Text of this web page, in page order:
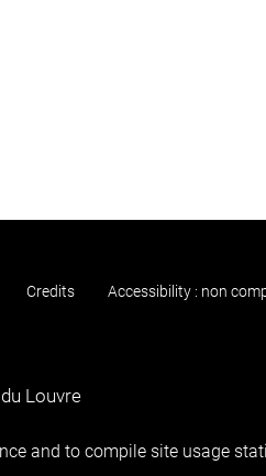
Credits Accessibility : non
and to compile site usage